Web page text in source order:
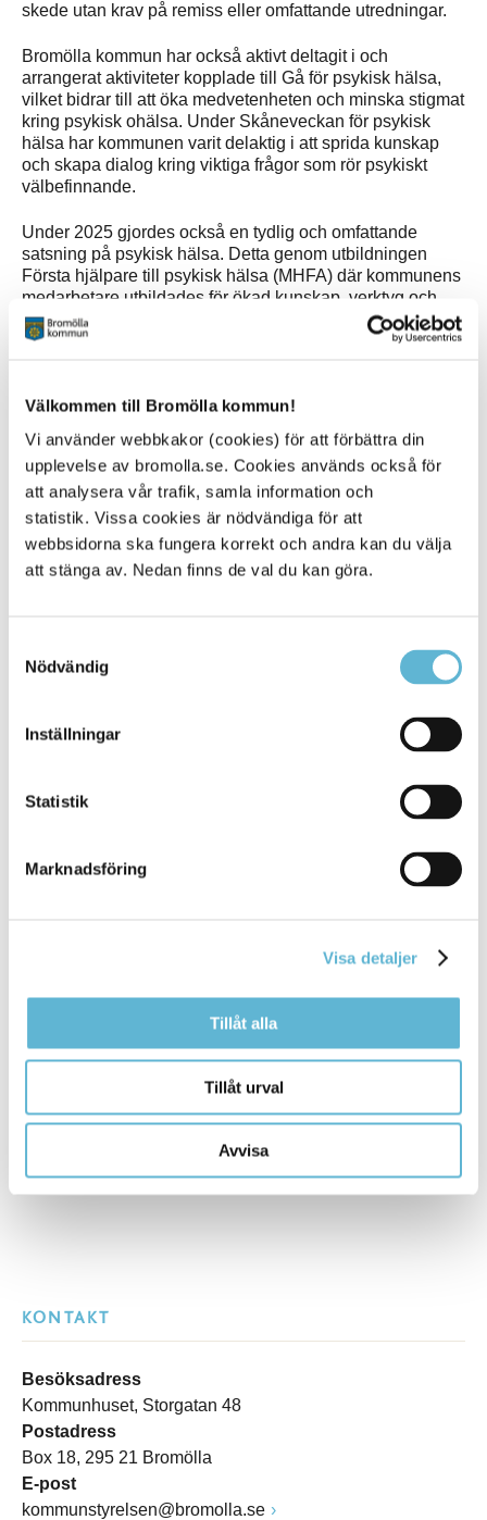
Välkommen till Bromölla kommun!
Vi använder webbkakor (cookies) för att förbättra din
upplevelse av bromolla.se. Cookies används också för
att analysera vår trafik, samla information och
statistik. Vissa cookies är nödvändiga för att
webbsidorna ska fungera korrekt och andra kan du välja
att stänga av. Nedan finns de val du kan göra.
Nödvändig
Inställningar
Statistik
Marknadsföring
Visa detaljer
Tillåt alla
Tillåt urval
Avvisa
skede utan krav på remiss eller omfattande utredningar.
Bromölla kommun har också aktivt deltagit i och
arrangerat aktiviteter kopplade till Gå för psykisk hälsa,
vilket bidrar till att öka medvetenheten och minska stigmat
kring psykisk ohälsa. Under Skåneveckan för psykisk
hälsa har kommunen varit delaktig i att sprida kunskap
och skapa dialog kring viktiga frågor som rör psykiskt
välbefinnande.
Under 2025 gjordes också en tydlig och omfattande
satsning på psykisk hälsa. Detta genom utbildningen
Första hjälpare till psykisk hälsa (MHFA) där kommunens
medarbetare utbildades för ökad kunskap, verktyg och
mod att möta människor i psykisk kris. Under 2026
kommer ytterligare sex utbildningstillfällen hållas för
Sist men inte minst har det hållits ett antal öppna hus på
Träffpunkten, en daglig sysselsättning, som vänder sig till
kommunens medborgare som är över 18 år med psykisk
ohälsa. Träffpunkten drivs utifrån ett individuellt anpassat
behov och planeras tillsammans med de personer som
deltar.
Suicidpreventiv plan
långsiktigt arbete där olika verksamheter inom kommunen
resultat. Genom att fortsätta utveckla både förebyggande
arbete och stödinsatser tar kommunen viktiga steg mot en
KONTAKT
Besöksadress
Kommunhuset, Storgatan 48
Postadress
Box 18, 295 21 Bromölla
E-post
kommunstyrelsen@bromolla.se